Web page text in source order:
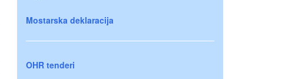
Mostarska deklaracija
OHR tenderi